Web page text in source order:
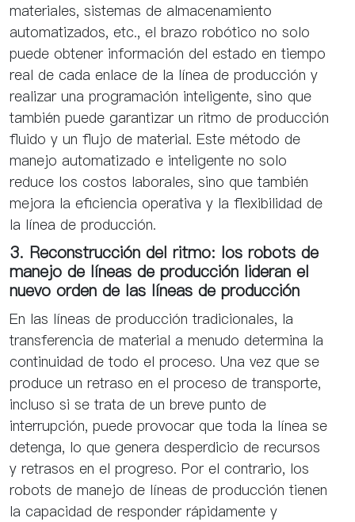
materiales, sistemas de almacenamiento
automatizados, etc., el brazo robótico no solo
puede obtener información del estado en tiempo
real de cada enlace de la línea de producción y
realizar una programación inteligente, sino que
también puede garantizar un ritmo de producción
fluido y un flujo de material. Este método de
manejo automatizado e inteligente no solo
reduce los costos laborales, sino que también
mejora la eficiencia operativa y la flexibilidad de
la línea de producción.
3. Reconstrucción del ritmo: los robots de
manejo de líneas de producción lideran el
nuevo orden de las líneas de producción
En las líneas de producción tradicionales, la
transferencia de material a menudo determina la
continuidad de todo el proceso. Una vez que se
produce un retraso en el proceso de transporte,
incluso si se trata de un breve punto de
interrupción, puede provocar que toda la línea se
detenga, lo que genera desperdicio de recursos
y retrasos en el progreso. Por el contrario, los
robots de manejo de líneas de producción tienen
la capacidad de responder rápidamente y